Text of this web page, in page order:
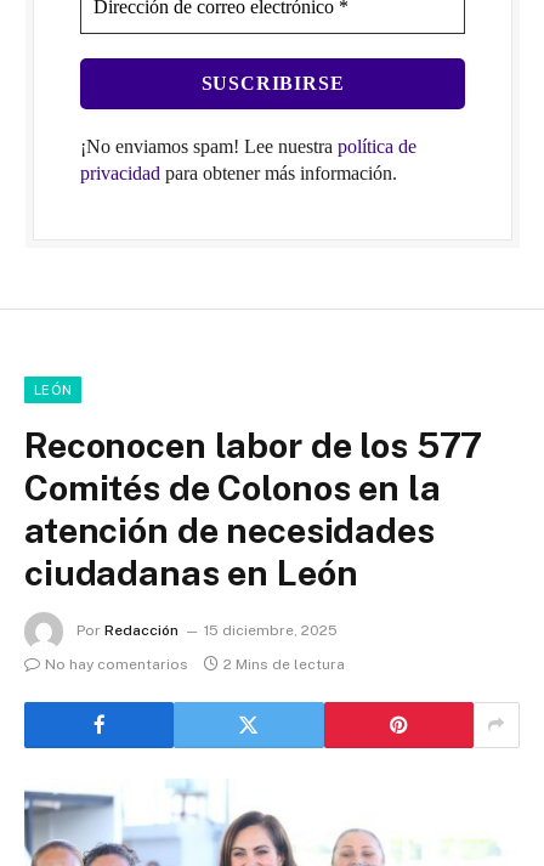
¡No enviamos spam! Lee nuestra política de
privacidad para obtener más información.
LEÓN
Reconocen labor de los 577
Comités de Colonos en la
atención de necesidades
ciudadanas en León
Por Redacción
15 diciembre, 2025
No hay comentarios
2 Mins de lectura